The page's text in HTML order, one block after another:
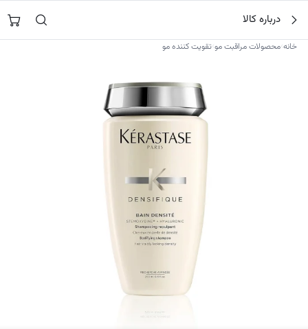
محتوا
جستجو در
درباره کالا
خانه›محصولات مراقبت مو›تقویت کننده مو